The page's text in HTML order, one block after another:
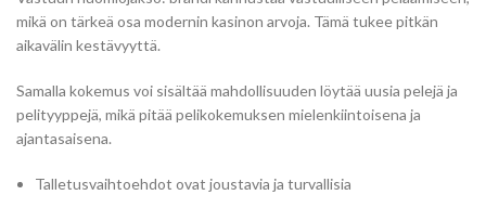
mikä on tärkeä osa modernin kasinon arvoja. Tämä tukee pitkän
aikavälin kestävyyttä.
Samalla kokemus voi sisältää mahdollisuuden löytää uusia pelejä ja
pelityyppejä, mikä pitää pelikokemuksen mielenkiintoisena ja
ajantasaisena.
Talletusvaihtoehdot ovat joustavia ja turvallisia